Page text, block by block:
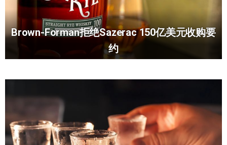
Brown-Forman拒绝Sazerac 150亿美元收购要
约